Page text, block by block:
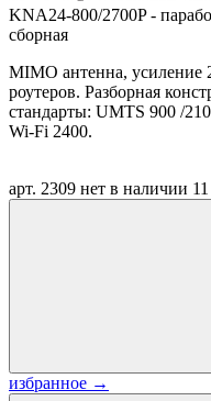
KNA24-800/2700P -
сборная
MIMO антенна,
роутеров. Разборная
стандарты: UMTS 900 /
Wi-Fi 2400.
арт. 2309 нет в наличии
избранное →